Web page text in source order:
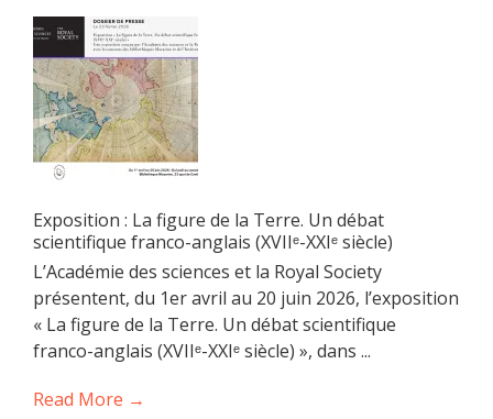
Exposition : La figure de la Terre. Un débat
scientifique franco-anglais (XVIIᵉ-XXIᵉ siècle)
L’Académie des sciences et la Royal Society
présentent, du 1er avril au 20 juin 2026, l’exposition
« La figure de la Terre. Un débat scientifique
franco-anglais (XVIIᵉ-XXIᵉ siècle) », dans ...
Read More →